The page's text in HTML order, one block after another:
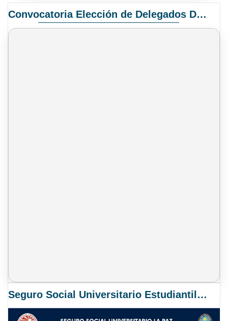
Convocatoria Elección de Delegados Docentes para el XIV Congreso Nacional de Universidades
Seguro Social Universitario Estudiantil SSUE